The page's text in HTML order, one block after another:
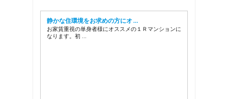
静かな住環境をお求めの方にオ …
お家賃重視の単身者様にオススメの１Ｒマンションに
なります。初 …